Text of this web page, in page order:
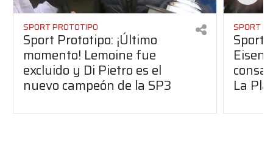
SPORT PROTOTIPO
Sport Prototipo: ¡Último
momento! Lemoine fue
excluido y Di Pietro es el
nuevo campeón de la SP3
SPORT
Sport
La